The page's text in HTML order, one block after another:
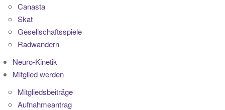
Canasta
Skat
Gesellschaftsspiele
Radwandern
Neuro-Kinetik
Mitglied werden
Mitgliedsbeiträge
Aufnahmeantrag